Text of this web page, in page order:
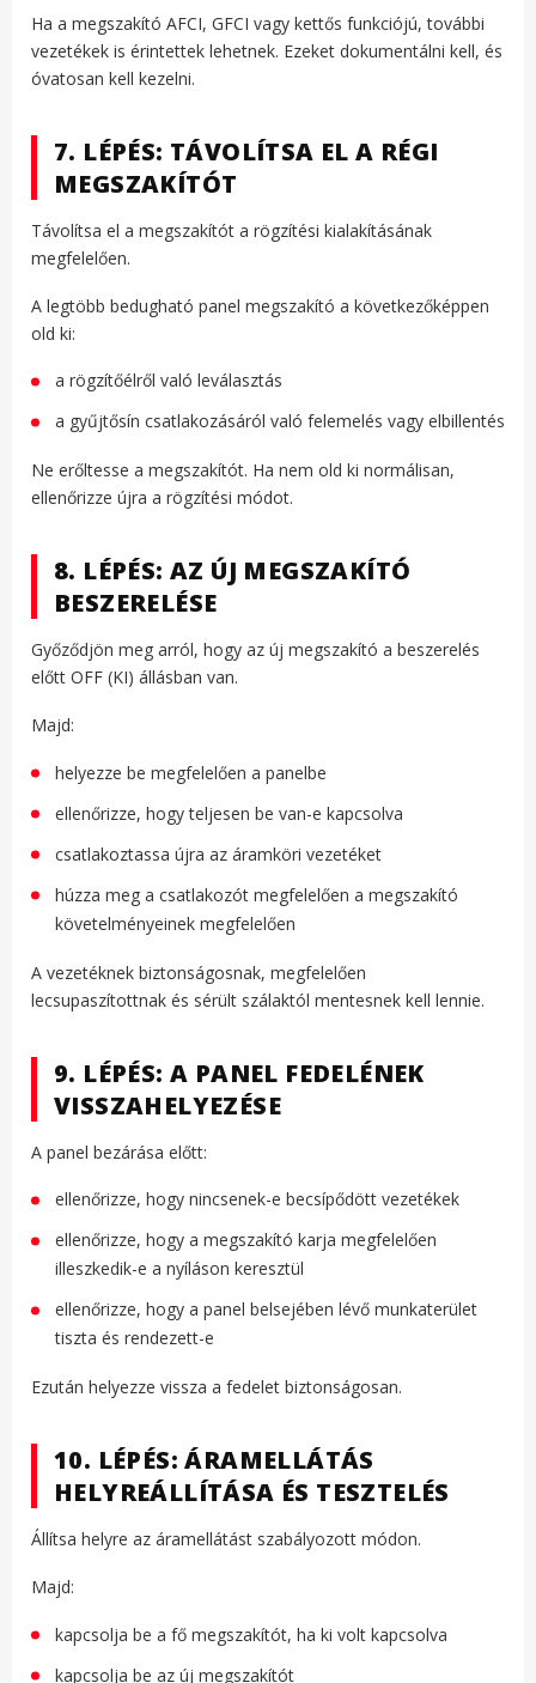
Ha a megszakító AFCI, GFCI vagy kettős funkciójú, további
vezetékek is érintettek lehetnek. Ezeket dokumentálni kell, és
óvatosan kell kezelni.
7. LÉPÉS: TÁVOLÍTSA EL A RÉGI
MEGSZAKÍTÓT
Távolítsa el a megszakítót a rögzítési kialakításának
megfelelően.
A legtöbb bedugható panel megszakító a következőképpen
old ki:
a rögzítőélről való leválasztás
a gyűjtősín csatlakozásáról való felemelés vagy elbillentés
Ne erőltesse a megszakítót. Ha nem old ki normálisan,
ellenőrizze újra a rögzítési módot.
8. LÉPÉS: AZ ÚJ MEGSZAKÍTÓ
BESZERELÉSE
Győződjön meg arról, hogy az új megszakító a beszerelés
előtt OFF (KI) állásban van.
Majd:
helyezze be megfelelően a panelbe
ellenőrizze, hogy teljesen be van-e kapcsolva
csatlakoztassa újra az áramköri vezetéket
húzza meg a csatlakozót megfelelően a megszakító
követelményeinek megfelelően
A vezetéknek biztonságosnak, megfelelően
lecsupaszítottnak és sérült szálaktól mentesnek kell lennie.
9. LÉPÉS: A PANEL FEDELÉNEK
VISSZAHELYEZÉSE
A panel bezárása előtt:
ellenőrizze, hogy nincsenek-e becsípődött vezetékek
ellenőrizze, hogy a megszakító karja megfelelően
illeszkedik-e a nyíláson keresztül
ellenőrizze, hogy a panel belsejében lévő munkaterület
tiszta és rendezett-e
Ezután helyezze vissza a fedelet biztonságosan.
10. LÉPÉS: ÁRAMELLÁTÁS
HELYREÁLLÍTÁSA ÉS TESZTELÉS
Állítsa helyre az áramellátást szabályozott módon.
Majd:
kapcsolja be a fő megszakítót, ha ki volt kapcsolva
kapcsolja be az új megszakítót